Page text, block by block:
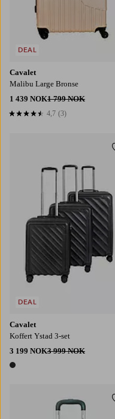
Cavalet
Malibu Large Bronse
1 439 NOK1 799 NOK
4,7 basert på 3 karaktergivninger
4,7 (3)
DEAL
Cavalet
Koffert Ystad 3-set
3 199 NOK3 999 NOK
1 farge
DEAL